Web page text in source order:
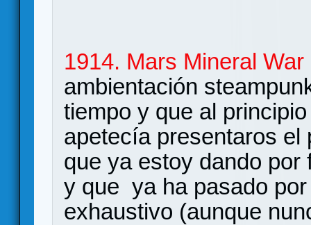
1914. Mars Mineral War
ambientación
tiempo y que al
apetecía presentaros
que ya estoy dando
y que ya ha pasado
exhaustivo (aunque